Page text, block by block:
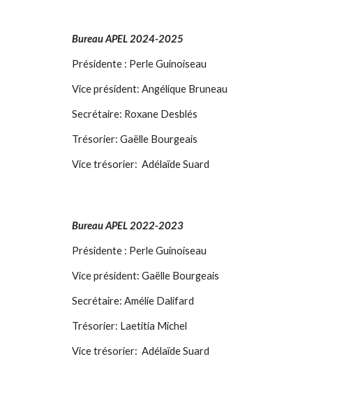
Bureau APEL 2024-2025
Présidente : Perle Guinoiseau
Vice président: Angélique Bruneau
Secrétaire: Roxane Desblés
Trésorier: Gaëlle Bourgeais
Vice trésorier: Adélaïde Suard
Bureau APEL 2022-2023
Présidente : Perle Guinoiseau
Vice président: Gaëlle Bourgeais
Secrétaire: Amélie Dalifard
Trésorier: Laetitia Michel
Vice trésorier: Adélaïde Suard